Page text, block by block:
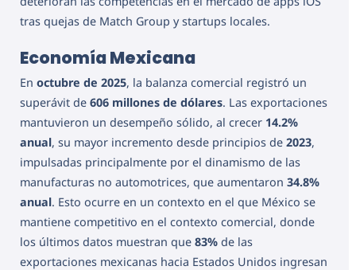
tras quejas de Match Group y startups locales.
Economía Mexicana
En octubre de 2025, la balanza comercial registró un
superávit de 606 millones de dólares. Las exportaciones
mantuvieron un desempeño sólido, al crecer 14.2%
anual, su mayor incremento desde principios de 2023,
impulsadas principalmente por el dinamismo de las
manufacturas no automotrices, que aumentaron 34.8%
anual. Esto ocurre en un contexto en el que México se
mantiene competitivo en el contexto comercial, donde
los últimos datos muestran que 83% de las
exportaciones mexicanas hacia Estados Unidos ingresan